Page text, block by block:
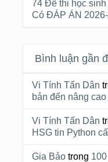
74 Đề thi học
Có ĐÁP ÁN
Bình luận gần
Vi Tính Tấn Dân
bản đến nâng
Vi Tính Tấn Dân
HSG tin Python
Gia Bảotrong